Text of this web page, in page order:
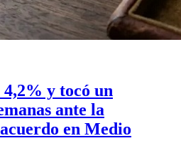
y tocó un
ante la
en Medio